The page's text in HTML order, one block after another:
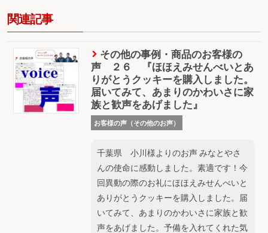
関連記事
その他の事例・商品のお客様の
声 ２６ 『ほほえみせんべいとあ
りがとうクッキーを購入しました。
届いてみて、あまりのかわいさに家
族と歓声をあげました』
お客様の声（その他のお声）
千葉県 小川様よりのお声 みなとやさ
んの使命に感動しました。素適です！今
回異動の際のお礼にほほえみせんべいと
ありがとうクッキーを購入しました。届
いてみて、あまりのかわいさに家族と歓
声をあげました。予備を入れてくれた気